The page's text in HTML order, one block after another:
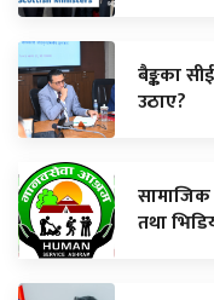
बैङ्कका
उठाए?
सामाजिक
तथा